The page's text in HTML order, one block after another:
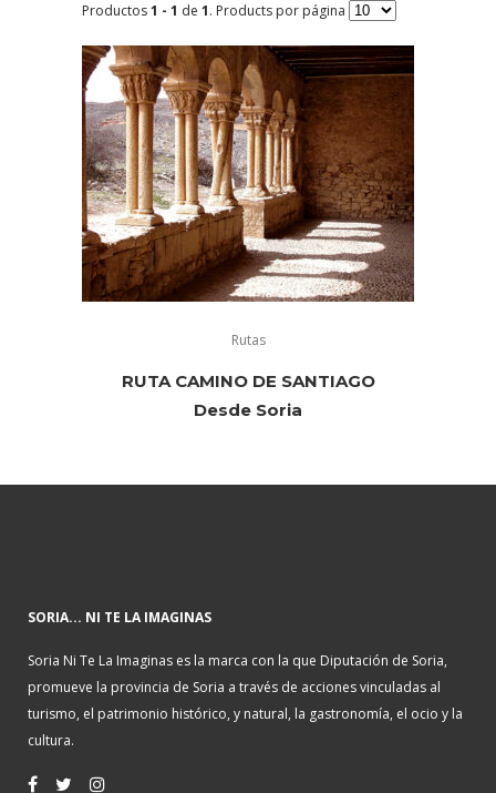
Productos1 - 1 de 1. Products por página
Rutas
RUTA CAMINO DE SANTIAGO
Desde Soria
SORIA... NI TE LA IMAGINAS
Soria Ni Te La Imaginas es la marca con la que Diputación de Soria,
promueve la provincia de Soria a través de acciones vinculadas al
turismo, el patrimonio histórico, y natural, la gastronomía, el ocio y la
cultura.